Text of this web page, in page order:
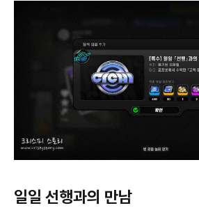
일일 선행과의 만남